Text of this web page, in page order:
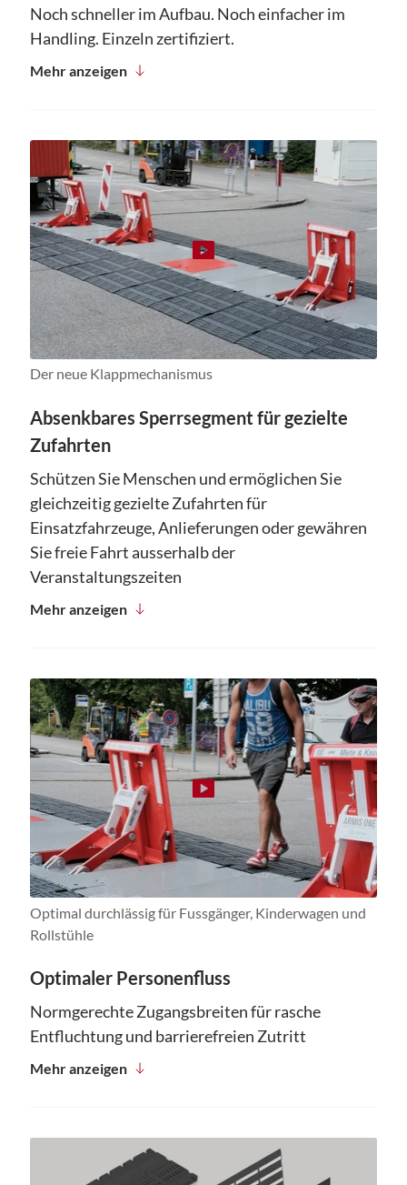
Noch schneller im Aufbau. Noch einfacher im
Handling. Einzeln zertifiziert.
Mehr anzeigen
Der neue Klappmechanismus
Absenkbares Sperrsegment für gezielte
Zufahrten
Schützen Sie Menschen und ermöglichen Sie
gleichzeitig gezielte Zufahrten für
Einsatzfahrzeuge, Anlieferungen oder gewähren
Sie freie Fahrt ausserhalb der
Veranstaltungszeiten
Mehr anzeigen
Optimal durchlässig für Fussgänger, Kinderwagen und
Rollstühle
Optimaler Personenfluss
Normgerechte Zugangsbreiten für rasche
Entfluchtung und barrierefreien Zutritt
Mehr anzeigen